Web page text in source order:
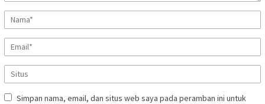
Simpan nama, email, dan situs web saya pada peramban ini untuk